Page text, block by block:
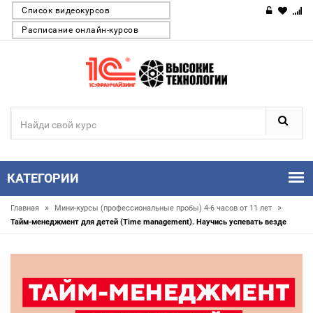
Список видеокурсов
Расписание онлайн-курсов
КАТЕГОРИИ
Главная » Мини-курсы (профессиональные пробы) 4-6 часов от 11 лет »
Тайм-менеджмент для детей (Time management). Научись успевать везде